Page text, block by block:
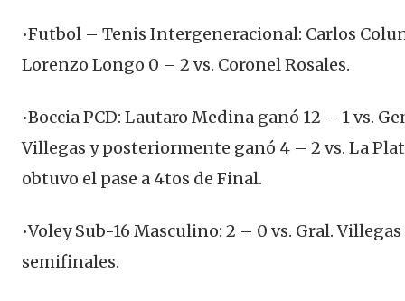
•Futbol – Tenis Intergeneracional: Carlos
Lorenzo Longo 0 – 2 vs. Coronel Rosales.
•Boccia PCD: Lautaro Medina ganó 12 – 1 vs.
Villegas y posteriormente ganó 4 – 2 vs. La
obtuvo el pase a 4tos de Final.
•Voley Sub-16 Masculino: 2 – 0 vs. Gral. Villegas
semifinales.